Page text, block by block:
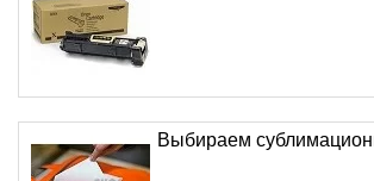
Выбираем